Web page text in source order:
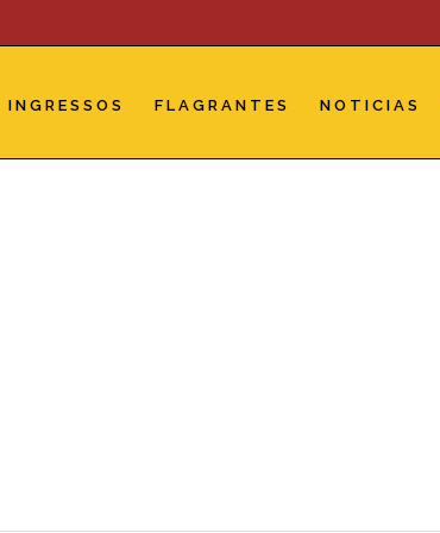
INGRESSOS FLAGRANTES NOTICIAS